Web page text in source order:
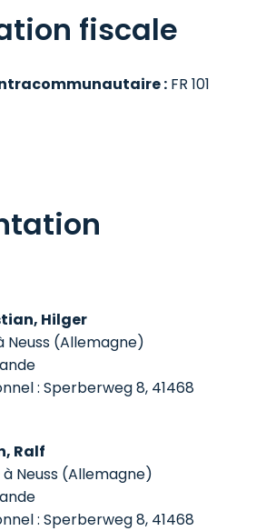
fiscale
: FR 101
Hilger
Neuss (Allemagne)
: Sperberweg 8, 41468
Ralf
à Neuss (Allemagne)
: Sperberweg 8, 41468